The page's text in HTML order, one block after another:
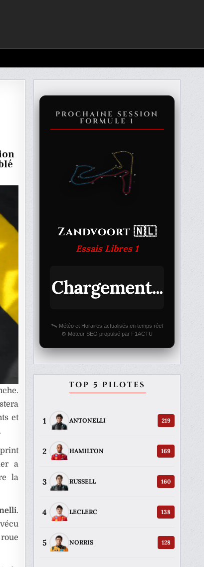
et
a
la
.
PROCHAINE SESSION
FORMULE 1
Zandvoort 🇳🇱
Essais Libres 1
Chargement...
🛰️ Météo et Horaires actualisés en temps réel
⚙️ Moteur SEO propulsé par F1ACTU
TOP 5 PILOTES
1 ANTONELLI 219
2 HAMILTON 169
3 RUSSELL 160
4 LECLERC 138
5 NORRIS 128